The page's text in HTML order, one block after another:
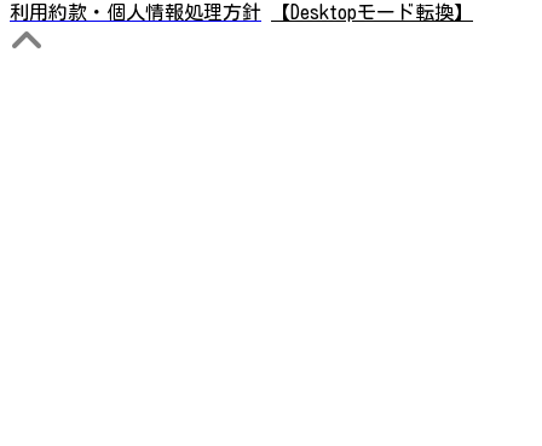
利用約款・個人情報処理方針
【Desktopモード転換】